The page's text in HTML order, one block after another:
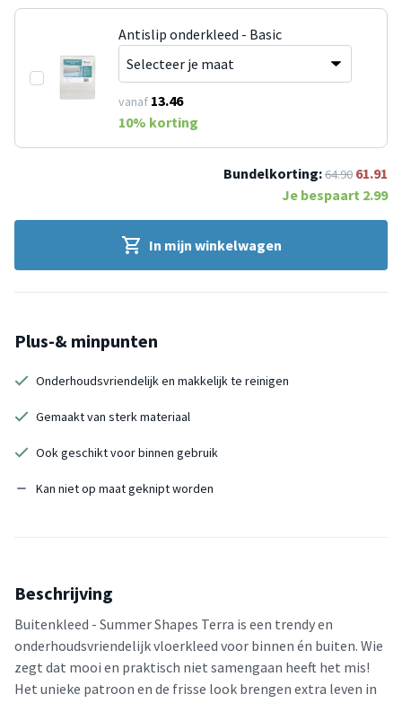
Antislip onderkleed - Basic
vanaf 13.46
10% korting
Bundelkorting:64.90 61.91
Je bespaart 2.99
In mijn winkelwagen
Plus-& minpunten
Onderhoudsvriendelijk en makkelijk te reinigen
Gemaakt van sterk materiaal
Ook geschikt voor binnen gebruik
Kan niet op maat geknipt worden
Beschrijving
Buitenkleed - Summer Shapes Terra is een trendy en
onderhoudsvriendelijk vloerkleed voor binnen én buiten. Wie
zegt dat mooi en praktisch niet samengaan heeft het mis!
Het unieke patroon en de frisse look brengen extra leven in